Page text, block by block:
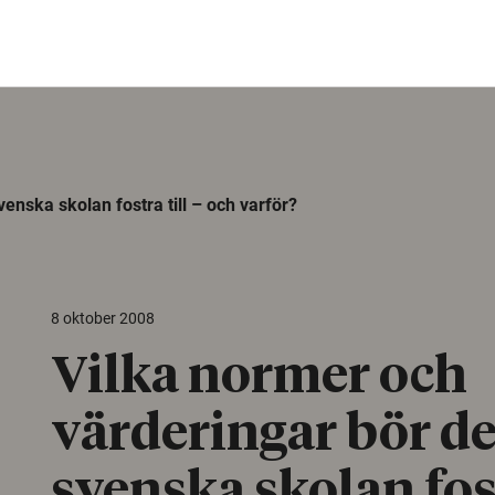
skolan fostra till – och varför?
8 oktober 2008
Vilka normer och
värderingar bör